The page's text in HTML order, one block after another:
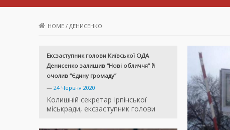
HOME / ДЕНИСЕНКО
Ексзаступник голови Київської ОДА
Денисенко залишив “Нові обличчя” й
очолив “Єдину громаду”
— 24 Червня 2020
Колишній секретар Ірпінської
міськради, ексзаступник голови